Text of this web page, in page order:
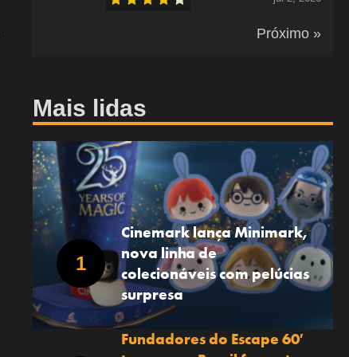
Próximo »
Mais lidas
Cinemark lança Minimark,
nova linha de
colecionáveis com pelúcias
surpresa
Fundadores do Escape 60′